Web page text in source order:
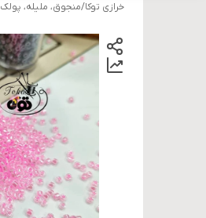
خرازی توکا/منجوق، ملیله، پولک